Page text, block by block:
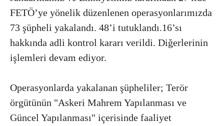
FETÖ’ye yönelik düzenlenen operasyonlarımızda
73 şüpheli yakalandı. 48’i tutuklandı.16’sı
hakkında adli kontrol kararı verildi. Diğerlerinin
işlemleri devam ediyor.
Operasyonlarda yakalanan şüpheliler; Terör
örgütünün "Askeri Mahrem Yapılanması ve
Güncel Yapılanması" içerisinde faaliyet